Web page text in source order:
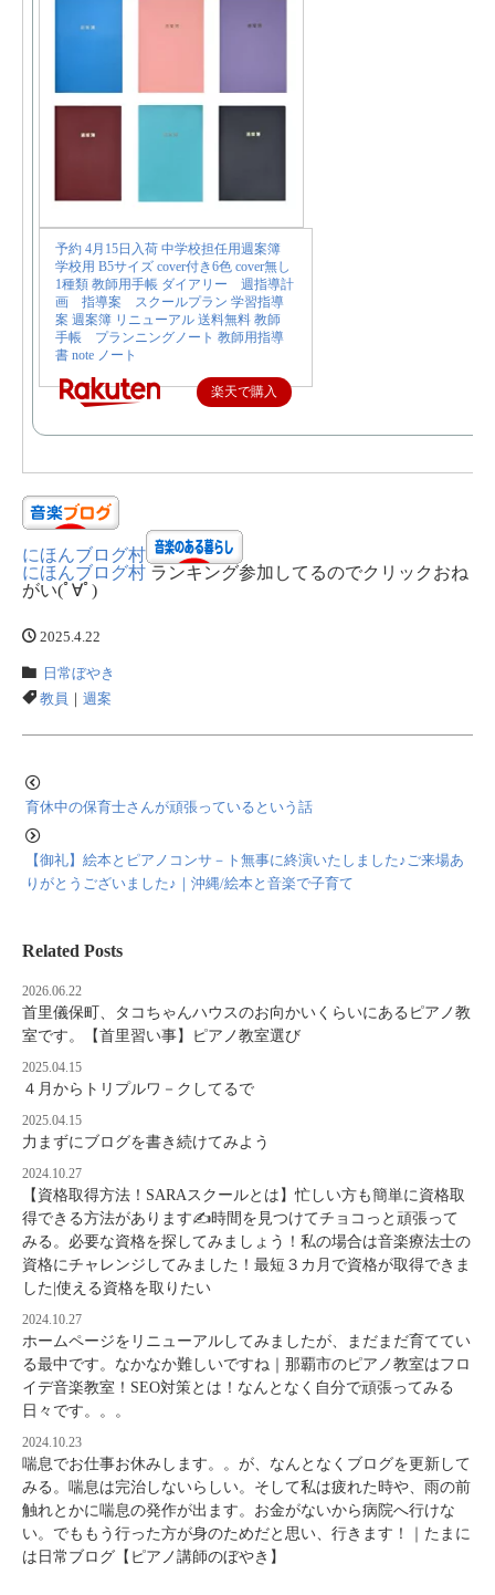
予約 4月15日入荷 中学校担任用週案簿
学校用 B5サイズ cover付き6色 cover無し
1種類 教師用手帳 ダイアリー 週指導計
画 指導案 スクールプラン 学習指導
案 週案簿 リニューアル 送料無料 教師
手帳 プランニングノート 教師用指導
書 note ノート
楽天で購入
にほんブログ村
にほんブログ村 ランキング参加してるのでクリックおね
がい(ﾟ∀ﾟ)
2025.4.22
日常ぼやき
教員 ｜ 週案
育休中の保育士さんが頑張っているという話
【御礼】絵本とピアノコンサ－ト無事に終演いたしました♪ご来場あ
りがとうございました♪｜沖縄/絵本と音楽で子育て
Related Posts
2026.06.22
首里儀保町、タコちゃんハウスのお向かいくらいにあるピアノ教
室です。【首里習い事】ピアノ教室選び
2025.04.15
４月からトリプルワ－クしてるで
2025.04.15
力まずにブログを書き続けてみよう
2024.10.27
【資格取得方法！SARAスクールとは】忙しい方も簡単に資格取
得できる方法があります✍時間を見つけてチョコっと頑張って
みる。必要な資格を探してみましょう！私の場合は音楽療法士の
資格にチャレンジしてみました！最短３カ月で資格が取得できま
した|使える資格を取りたい
2024.10.27
ホームページをリニューアルしてみましたが、まだまだ育ててい
る最中です。なかなか難しいですね｜那覇市のピアノ教室はフロ
イデ音楽教室！SEO対策とは！なんとなく自分で頑張ってみる
日々です。。。
2024.10.23
喘息でお仕事お休みします。。が、なんとなくブログを更新して
みる。喘息は完治しないらしい。そして私は疲れた時や、雨の前
触れとかに喘息の発作が出ます。お金がないから病院へ行けな
い。でももう行った方が身のためだと思い、行きます！｜たまに
は日常ブログ【ピアノ講師のぼやき】